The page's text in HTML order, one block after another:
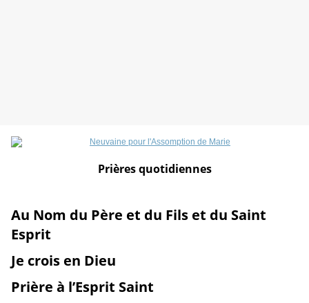
Prières quotidiennes
Au Nom du Père et du Fils et du Saint
Esprit
Je crois en Dieu
Prière à l’Esprit Saint